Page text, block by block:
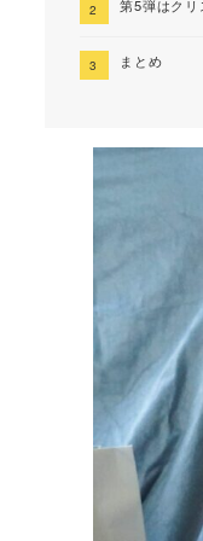
第5弾はク
まとめ